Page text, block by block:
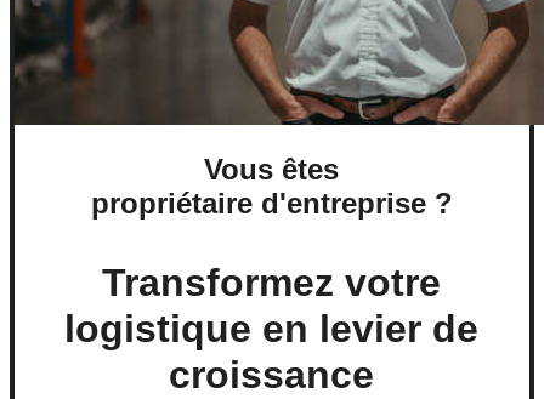
Vous êtes
propriétaire d'entreprise?
Transformez votre
logistique en levier de
croissance